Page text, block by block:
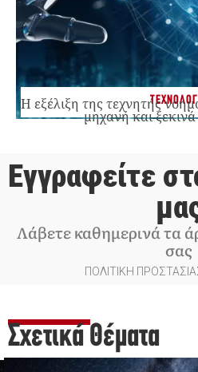
Η εξέλιξη της τεχνητής
μηχανή και
Εγγραφείτε
Λάβετε καθημερινά τα
σας
ΠΟΛΙΤΙΚΗ
Σχετικά Θέματα